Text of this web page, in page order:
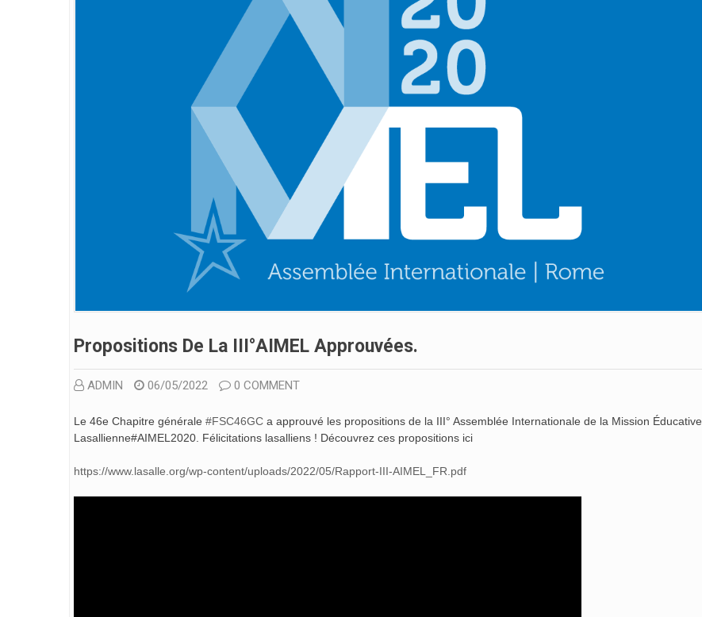
Propositions De La III°AIMEL Approuvées.
ADMIN 06/05/2022 0 COMMENT
Le 46e Chapitre générale #FSC46GC a approuvé les propositions de la III° Assemblée Internationale de la Mission Éducative
Lasallienne#AIMEL2020. Félicitations lasalliens ! Découvrez ces propositions ici
https://www.lasalle.org/wp-content/uploads/2022/05/Rapport-III-AIMEL_FR.pdf